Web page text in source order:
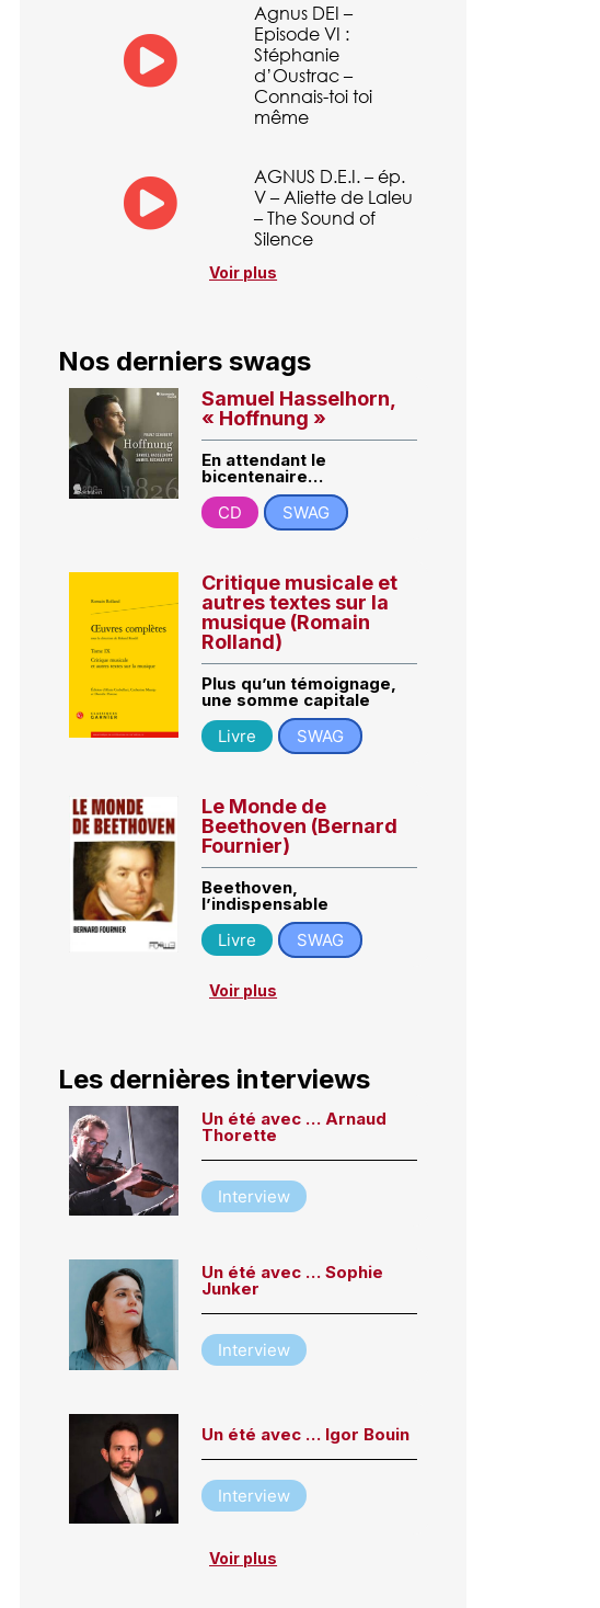
Agnus DEI –
Episode VI :
Stéphanie
d’Oustrac –
Connais-toi toi
même
AGNUS D.E.I. – ép.
V – Aliette de Laleu
– The Sound of
Silence
Voir plus
Nos derniers swags
Samuel Hasselhorn,
« Hoffnung »
En attendant le
bicentenaire…
CD
SWAG
Critique musicale et
autres textes sur la
musique (Romain
Rolland)
Plus qu’un témoignage,
une somme capitale
Livre
SWAG
Le Monde de
Beethoven (Bernard
Fournier)
Beethoven,
l’indispensable
Livre
SWAG
Voir plus
Les dernières interviews
Un été avec … Arnaud
Thorette
Interview
Un été avec … Sophie
Junker
Interview
Un été avec … Igor Bouin
Interview
Voir plus